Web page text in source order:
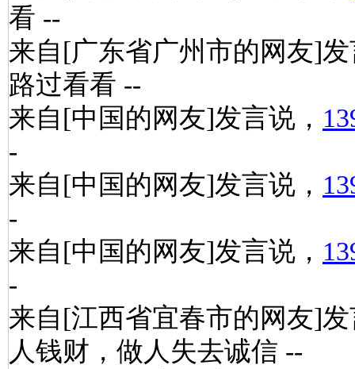
看 --
来自[广东省广州市的网友]
路过看看 --
来自[中国的网友]发言说，
-
来自[中国的网友]发言说，
-
来自[中国的网友]发言说，
-
来自[江西省宜春市的网友]
人钱财，做人失去诚信 --